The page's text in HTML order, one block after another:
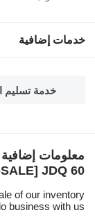
خدمات إضافية
خدمة تسليم
معلومات
JDQ 60
of our inventory.
business with us.